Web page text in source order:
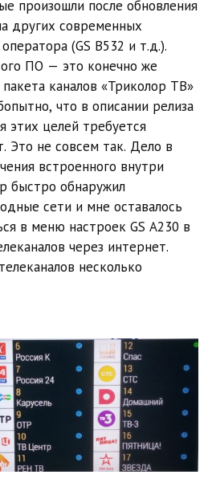
произошли после обновления
других современных
(GS B532 и т.д.).
ПО — это конечно же
каналов «Триколор ТВ»
что в описании релиза
этих целей требуется
Это не совсем так. Дело в
встроенного внутри
быстро обнаружил
сети и мне оставалось
в меню настроек GS A230 в
через интернет.
несколько